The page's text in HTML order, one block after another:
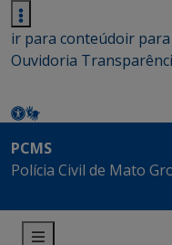
ir para conteúdoir
Ouvidoria
PCMS
Polícia Civil de Mato